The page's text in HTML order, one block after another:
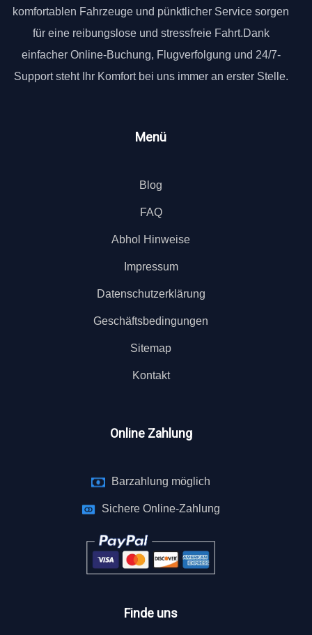
komfortablen Fahrzeuge und pünktlicher Service sorgen
für eine reibungslose und stressfreie Fahrt.Dank
einfacher Online-Buchung, Flugverfolgung und 24/7-
Support steht Ihr Komfort bei uns immer an erster Stelle.
Menü
Blog
FAQ
Abhol Hinweise
Impressum
Datenschutzerklärung
Geschäftsbedingungen
Sitemap
Kontakt
Online Zahlung
Barzahlung möglich
Sichere Online-Zahlung
Finde uns